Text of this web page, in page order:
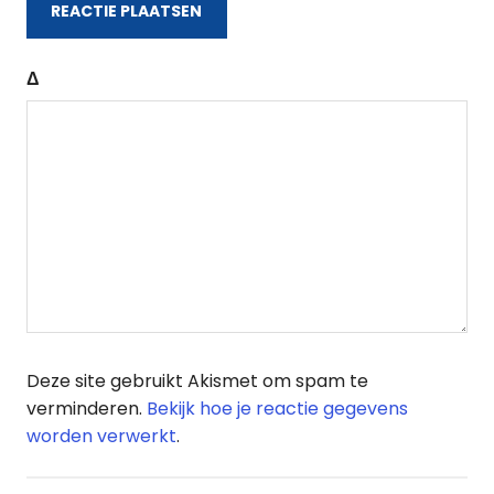
Δ
Deze site gebruikt Akismet om spam te
verminderen. Bekijk hoe je reactie gegevens
worden verwerkt.